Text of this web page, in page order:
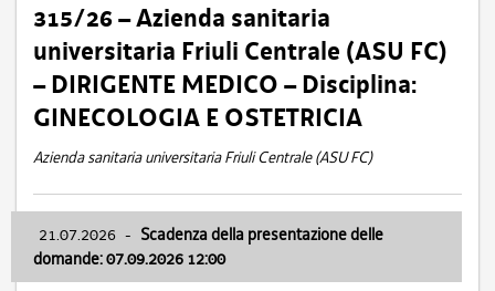
315/26 – Azienda sanitaria
universitaria Friuli Centrale (ASU FC)
– DIRIGENTE MEDICO – Disciplina:
GINECOLOGIA E OSTETRICIA
Azienda sanitaria universitaria Friuli Centrale (ASU FC)
21.07.2026 - Scadenza della presentazione delle
domande: 07.09.2026 12:00